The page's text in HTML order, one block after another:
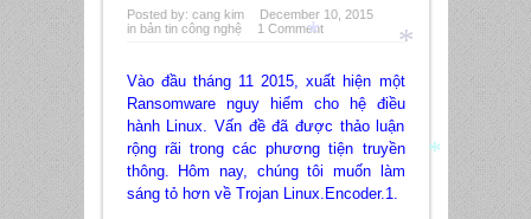
Posted by: cang kim
December 10, 2015
in bản tin công nghệ 1 Comment
Vào đầu tháng 11 2015, xuất hiện một
Ransomware nguy hiểm cho hệ điều
hành Linux. Vấn đề đã được thảo luận
rộng rãi trong các phương tiện truyền
thông. Hôm nay, chúng tôi muốn làm
sáng tỏ hơn về Trojan Linux.Encoder.1.
* *